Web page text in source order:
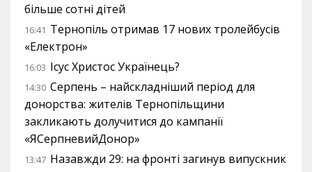
більше сотні дітей
16:41 Тернопіль отримав 17 нових тролейбусів
«Електрон»
16:03 Ісус Христос Українець?
14:30 Серпень – найскладніший період для
донорства: жителів Тернопільщини
закликають долучитися до кампанії
«ЯСерпневийДонор»
13:47 Назавжди 29: на фронті загинув випускник